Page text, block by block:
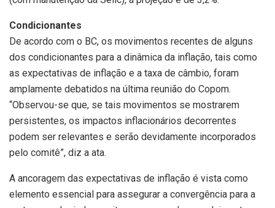
Condicionantes
De acordo com o BC, os movimentos recentes de alguns
dos condicionantes para a dinâmica da inflação, tais como
as expectativas de inflação e a taxa de câmbio, foram
amplamente debatidos na última reunião do Copom.
“Observou-se que, se tais movimentos se mostrarem
persistentes, os impactos inflacionários decorrentes
podem ser relevantes e serão devidamente incorporados
pelo comitê”, diz a ata.
A ancoragem das expectativas de inflação é vista como
elemento essencial para assegurar a convergência para a